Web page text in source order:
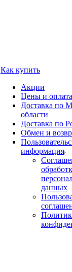
Как купить
Акции
Цены и оплата
Доставка по
области
Доставка по
Обмен и
информация
данных